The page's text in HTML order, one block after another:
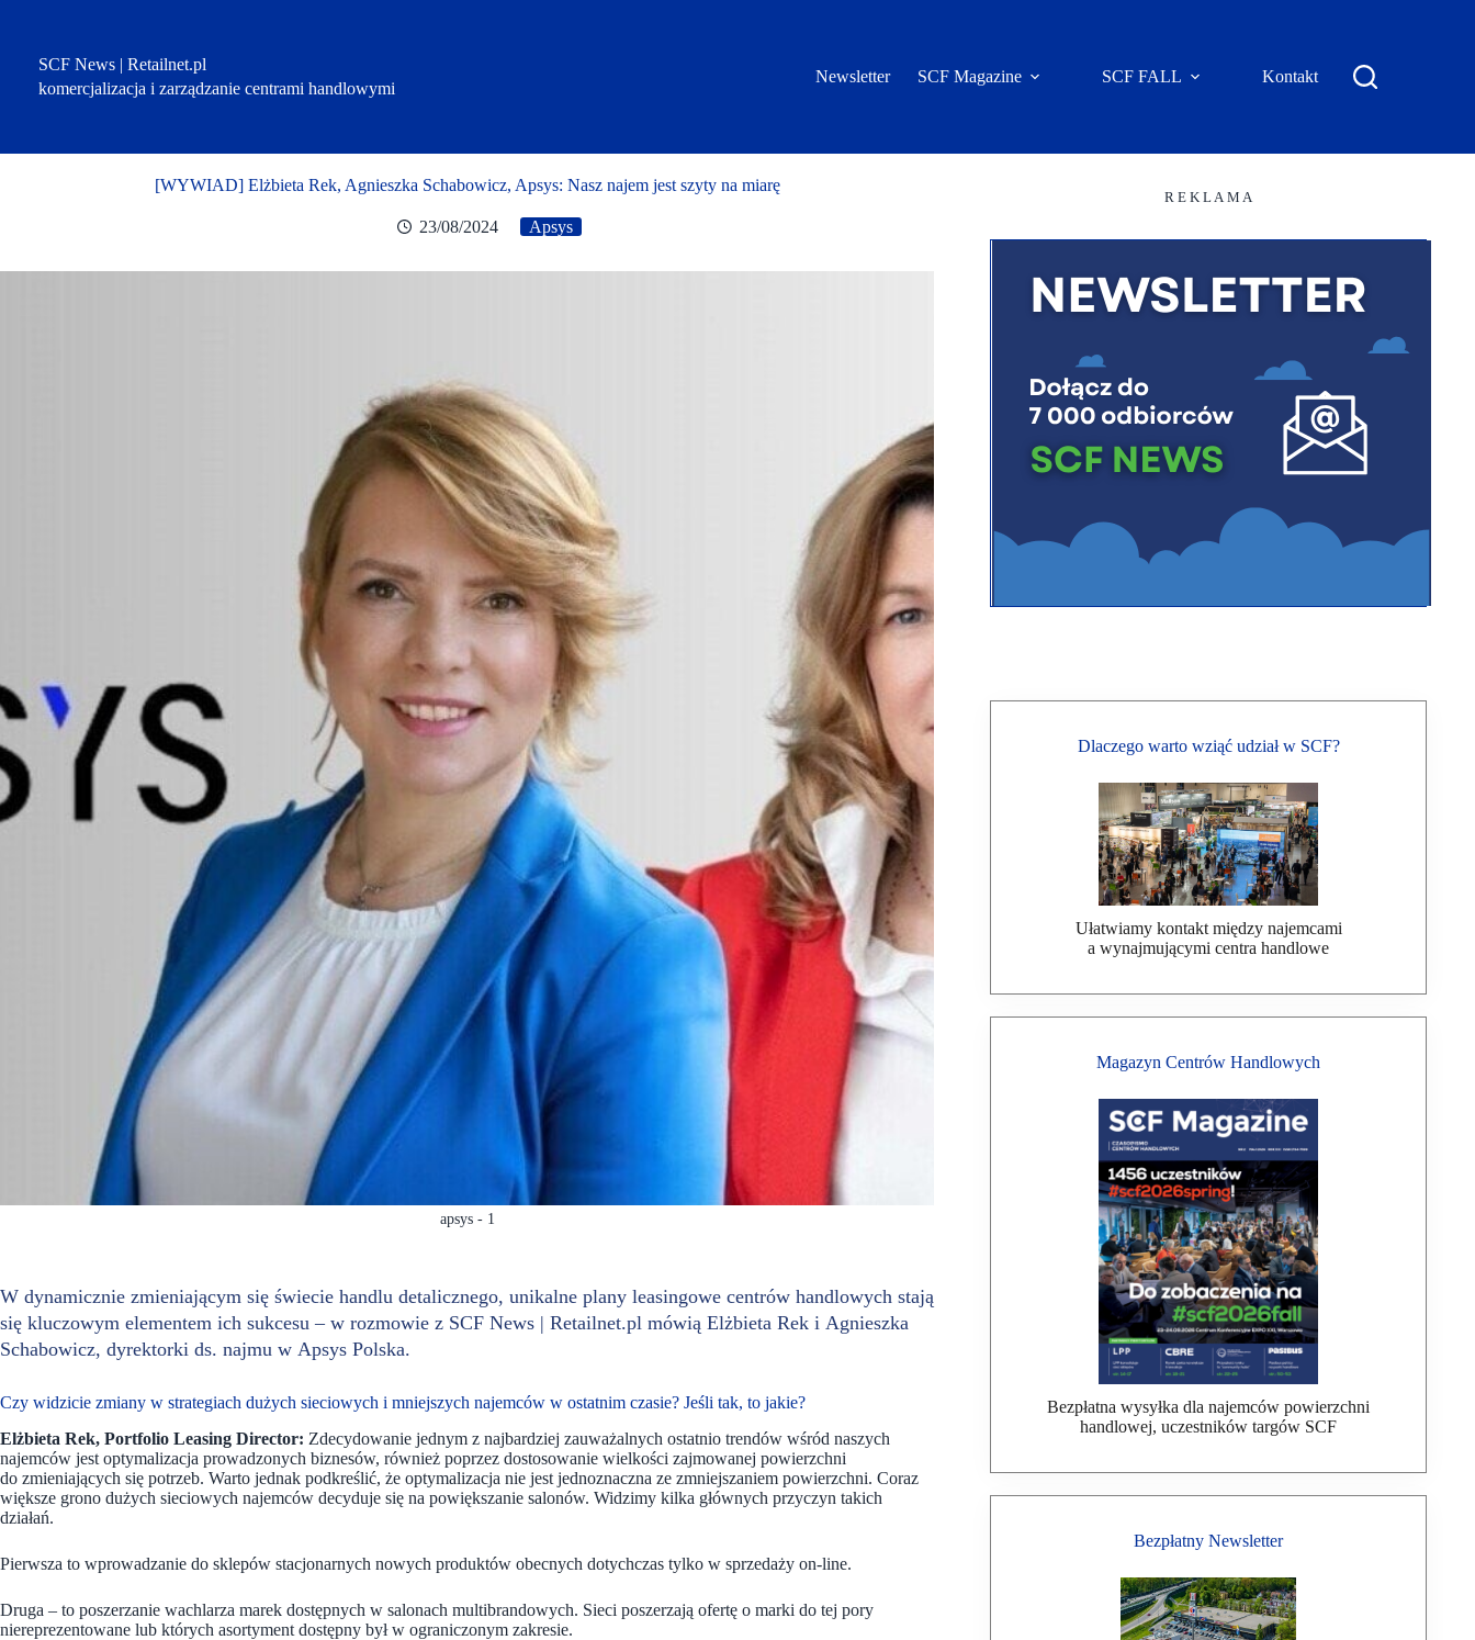
SCF News | Retailnet.pl
komercjalizacja i zarządzanie centrami handlowymi
Newsletter SCF Magazine SCF FALL Kontakt
[WYWIAD] Elżbieta Rek, Agnieszka Schabowicz, Apsys: Nasz najem jest szyty na miarę
23/08/2024 Apsys
apsys - 1
W dynamicznie zmieniającym się świecie handlu detalicznego, unikalne plany leasingowe centrów handlowych stają
się kluczowym elementem ich sukcesu – w rozmowie z SCF News | Retailnet.pl mówią Elżbieta Rek i Agnieszka
Schabowicz, dyrektorki ds. najmu w Apsys Polska.
Czy widzicie zmiany w strategiach dużych sieciowych i mniejszych najemców w ostatnim czasie? Jeśli tak, to jakie?
Elżbieta Rek, Portfolio Leasing Director: Zdecydowanie jednym z najbardziej zauważalnych ostatnio trendów wśród naszych
najemców jest optymalizacja prowadzonych biznesów, również poprzez dostosowanie wielkości zajmowanej powierzchni
do zmieniających się potrzeb. Warto jednak podkreślić, że optymalizacja nie jest jednoznaczna ze zmniejszaniem powierzchni. Coraz
większe grono dużych sieciowych najemców decyduje się na powiększanie salonów. Widzimy kilka głównych przyczyn takich
działań.
Pierwsza to wprowadzanie do sklepów stacjonarnych nowych produktów obecnych dotychczas tylko w sprzedaży on-line.
Druga – to poszerzanie wachlarza marek dostępnych w salonach multibrandowych. Sieci poszerzają ofertę o marki do tej pory
niereprezentowane lub których asortyment dostępny był w ograniczonym zakresie.
R E K L A M A
Dlaczego warto wziąć udział w SCF?
Ułatwiamy kontakt między najemcami
a wynajmującymi centra handlowe
Magazyn Centrów Handlowych
Bezpłatna wysyłka dla najemców powierzchni
handlowej, uczestników targów SCF
Bezpłatny Newsletter